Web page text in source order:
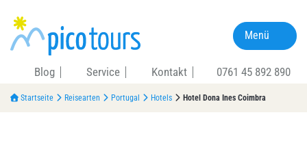
Blog Service Kontakt 0761 45 892 890
Menü
Startseite Reisearten Portugal Hotels Hotel Dona Ines Coimbra